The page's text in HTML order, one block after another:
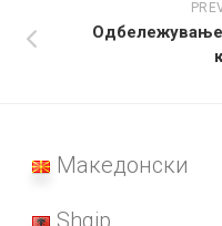
Одбележување
Македонски
Shqip